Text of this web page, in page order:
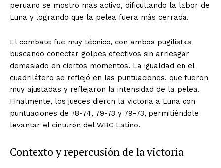
peruano se mostró más activo, dificultando la labor de
Luna y logrando que la pelea fuera más cerrada.
El combate fue muy técnico, con ambos pugilistas
buscando conectar golpes efectivos sin arriesgar
demasiado en ciertos momentos. La igualdad en el
cuadrilátero se reflejó en las puntuaciones, que fueron
muy ajustadas y reflejaron la intensidad de la pelea.
Finalmente, los jueces dieron la victoria a Luna con
puntuaciones de 78-74, 79-73 y 79-73, permitiéndole
levantar el cinturón del WBC Latino.
Contexto y repercusión de la victoria